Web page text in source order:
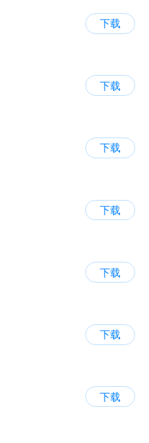
下载
下载
下载
下载
下载
下载
下载